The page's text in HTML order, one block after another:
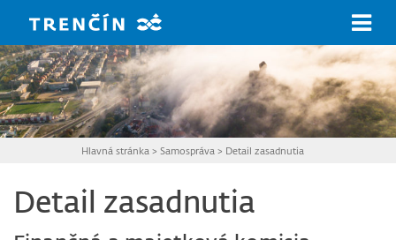
Hlavná stránka >Samospráva > Detail zasadnutia
Detail zasadnutia